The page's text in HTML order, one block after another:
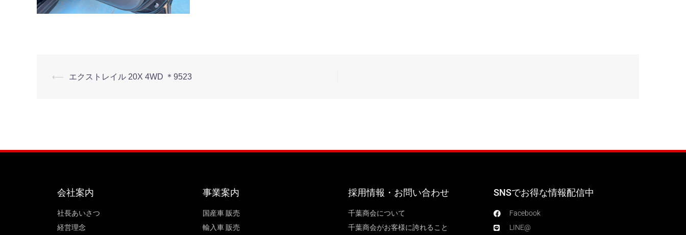
⟵ エクストレイル 20X 4WD ＊9523
会社案内
社長あいさつ
経営理念
事業案内
国産車 販売
輸入車 販売
採用情報・お問い合わせ
千葉商会について
千葉商会がお客様に誇れること​
SNSでお得な情報配信中
Facebook
LINE@